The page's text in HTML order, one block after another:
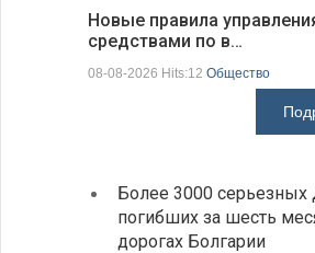
Новые правила
средствами по в…
08-08-2026 Hits:12 Общество
Более 3000
погибших за шесть
дорогах Болгарии